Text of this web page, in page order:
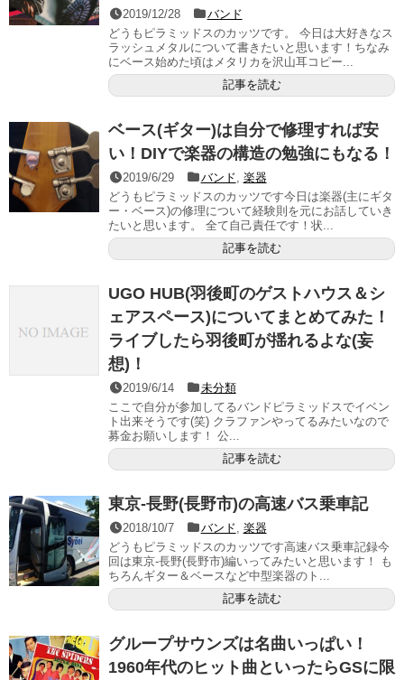
2019/12/28
バンド
どうもピラミッドスのカッツです。 今日は大好きなス
ラッシュメタルについて書きたいと思います！ちなみ
にベース始めた頃はメタリカを沢山耳コピー...
記事を読む
ベース(ギター)は自分で修理すれば安
い！DIYで楽器の構造の勉強にもなる！
2019/6/29 バンド 楽器
どうもピラミッドスのカッツです今日は楽器(主にギタ
ー・ベース)の修理について経験則を元にお話していき
たいと思います。 全て自己責任です！状...
記事を読む
UGO HUB(羽後町のゲストハウス＆シ
ェアスペース)についてまとめてみた！
ライブしたら羽後町が揺れるよな(妄
想)！
2019/6/14
未分類
ここで自分が参加してるバンドピラミッドスでイベン
ト出来そうです(笑) クラファンやってるみたいなので
募金お願いします！ 公...
記事を読む
東京-長野(長野市)の高速バス乗車記
2018/10/7 バンド 楽器
どうもピラミッドスのカッツです高速バス乗車記録今
回は東京-長野(長野市)編いってみたいと思います！ も
ちろんギター＆ベースなど中型楽器のト...
記事を読む
グループサウンズは名曲いっぱい！
1960年代のヒット曲といったらGSに限